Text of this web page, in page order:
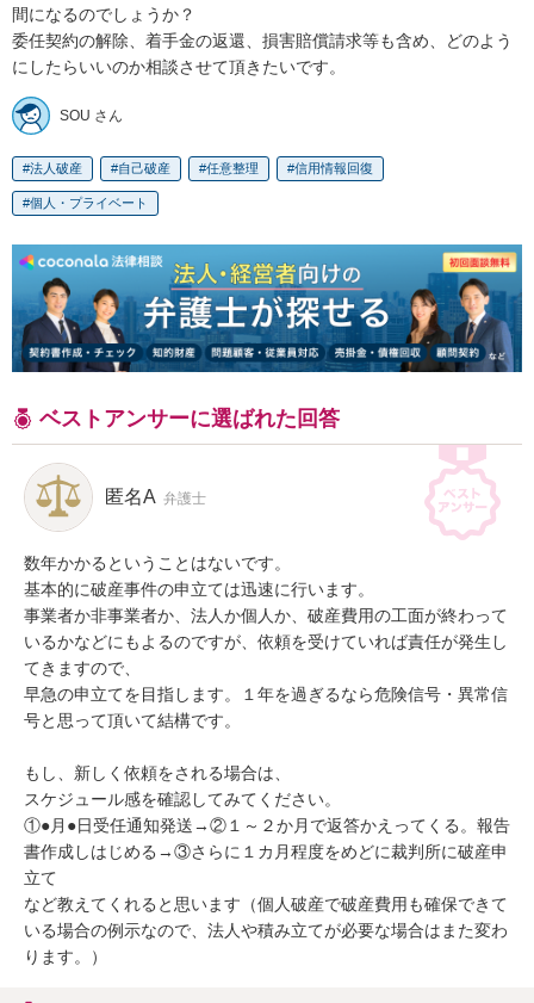
間になるのでしょうか？
委任契約の解除、着手金の返還、損害賠償請求等も含め、どのよう
にしたらいいのか相談させて頂きたいです。
SOU さん
法人破産 自己破産 任意整理 信用情報回復
個人・プライベート
ベストアンサーに選ばれた回答
匿名A 弁護士
数年かかるということはないです。
基本的に破産事件の申立ては迅速に行います。
事業者か非事業者か、法人か個人か、破産費用の工面が終わって
いるかなどにもよるのですが、依頼を受けていれば責任が発生し
てきますので、
早急の申立てを目指します。１年を過ぎるなら危険信号・異常信
号と思って頂いて結構です。
もし、新しく依頼をされる場合は、
スケジュール感を確認してみてください。
①●月●日受任通知発送→②１～２か月で返答かえってくる。報告
書作成しはじめる→③さらに１カ月程度をめどに裁判所に破産申
立て
など教えてくれると思います（個人破産で破産費用も確保できて
いる場合の例示なので、法人や積み立てが必要な場合はまた変わ
ります。）